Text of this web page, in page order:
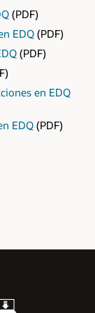
(PDF)
EDQ (PDF)
(PDF)
en EDQ
EDQ (PDF)